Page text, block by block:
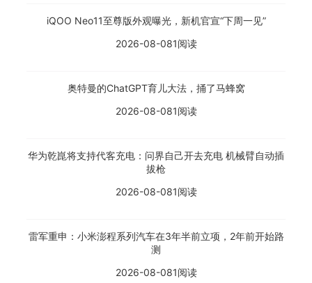
iQOO Neo11至尊版外观曝光，新机官宣“下周一见”
2026-08-081阅读
奥特曼的ChatGPT育儿大法，捅了马蜂窝
2026-08-081阅读
华为乾崑将支持代客充电：问界自己开去充电 机械臂自动插
拔枪
2026-08-081阅读
雷军重申：小米澎程系列汽车在3年半前立项，2年前开始路
测
2026-08-081阅读